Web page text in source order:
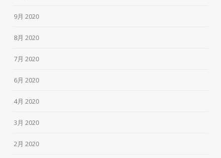
9月 2020
8月 2020
7月 2020
6月 2020
4月 2020
3月 2020
2月 2020